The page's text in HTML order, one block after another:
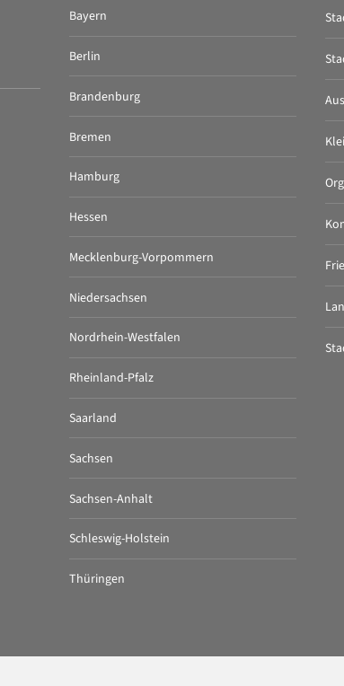
Bayern
Berlin
Brandenburg
Bremen
Hamburg
Hessen
Mecklenburg-Vorpommern
Niedersachsen
Nordrhein-Westfalen
Rheinland-Pfalz
Saarland
Sachsen
Sachsen-Anhalt
Schleswig-Holstein
Thüringen